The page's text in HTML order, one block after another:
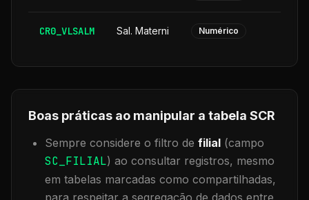
CR0_VLSALM Sal. Materni Numérico
Boas práticas ao manipular a tabela SCR
Sempre considere o filtro de filial (campo
SC_FILIAL) ao consultar registros, mesmo
em tabelas marcadas como compartilhadas,
para respeitar a segregação de dados entre